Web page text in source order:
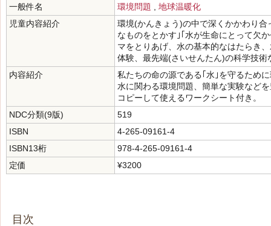
一般件名
環境問題
地球温暖化
児童内容紹介
環境(かんきょう)の中で深くかかわり
なものをとかす｣｢水が生命にとって欠
マをとりあげ、水の基本的なはたらき
体験、最先端(さいせんたん)の科学技
内容紹介
私たちの命の源である｢水｣を守るため
水に関わる環境問題、簡単な実験など
コピーして使えるワークシート付き。
NDC分類(9版)
519
ISBN
4-265-09161-4
ISBN13桁
978-4-265-09161-4
定価
¥3200
目次